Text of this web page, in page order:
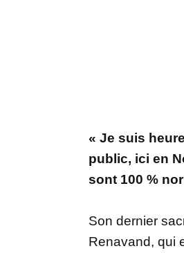
« Je suis
public, ici en
sont 100 %
Son dernier
Renavand, qui